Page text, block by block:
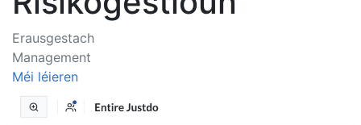
Erausgestach
Management
Méi léieren